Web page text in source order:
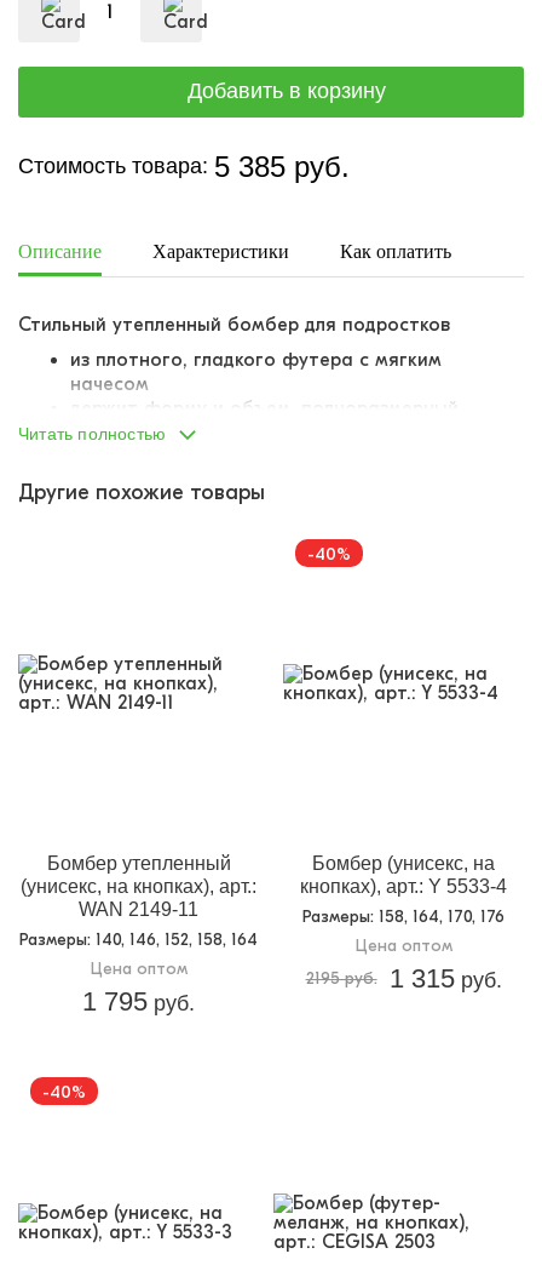
Стоимость товара: 5 385 руб.
Описание Характеристики Как оплатить
Стильный утепленный бомбер для подростков
из плотного, гладкого футера с мягким
начесом
держит форму и объем, полноразмерный
оверсайз
горловина, манжеты и низ вывязаны резинками,
резинки украшены контрастными полосами
стиле на груди
Читать полностью
Другие похожие товары
Бомбер утепленный
(унисекс, на кнопках), арт.:
WAN 2149-11
Размеры: 140, 146, 152, 158, 164
Цена оптом
1 795 руб.
-40%
Бомбер (унисекс, на
кнопках), арт.: Y 5533-4
Размеры: 158, 164, 170, 176
Цена оптом
2195 руб.
1 315руб.
-40%